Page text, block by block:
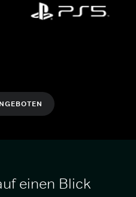
einen Blick